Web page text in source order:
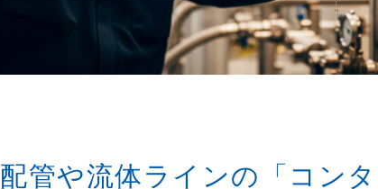
配管や流体ラインの「コン